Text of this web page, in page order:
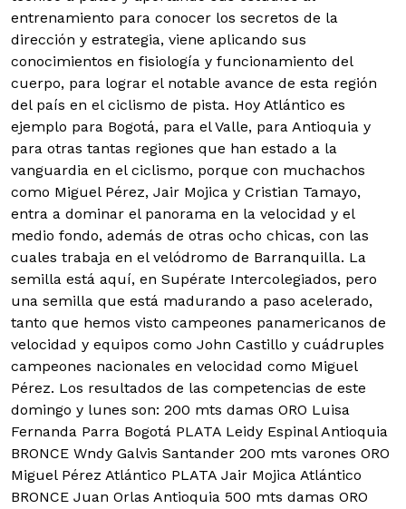
entrenamiento para conocer los secretos de la
dirección y estrategia, viene aplicando sus
conocimientos en fisiología y funcionamiento del
cuerpo, para lograr el notable avance de esta región
del país en el ciclismo de pista. Hoy Atlántico es
ejemplo para Bogotá, para el Valle, para Antioquia y
para otras tantas regiones que han estado a la
vanguardia en el ciclismo, porque con muchachos
como Miguel Pérez, Jair Mojica y Cristian Tamayo,
entra a dominar el panorama en la velocidad y el
medio fondo, además de otras ocho chicas, con las
cuales trabaja en el velódromo de Barranquilla. La
semilla está aquí, en Supérate Intercolegiados, pero
una semilla que está madurando a paso acelerado,
tanto que hemos visto campeones panamericanos de
velocidad y equipos como John Castillo y cuádruples
campeones nacionales en velocidad como Miguel
Pérez. Los resultados de las competencias de este
domingo y lunes son: 200 mts damas ORO Luisa
Fernanda Parra Bogotá PLATA Leidy Espinal Antioquia
BRONCE Wndy Galvis Santander 200 mts varones ORO
Miguel Pérez Atlántico PLATA Jair Mojica Atlántico
BRONCE Juan Orlas Antioquia 500 mts damas ORO